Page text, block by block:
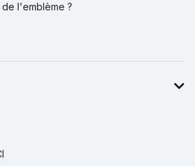
l'emblème ?